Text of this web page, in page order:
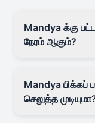
Mandya க்கு
நேரம் ஆகும்?
Mandya பிக்கப்
செலுத்த